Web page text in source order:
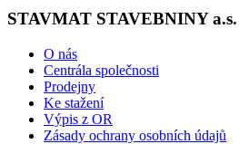
STAVMAT STAVEBNINY a.s.
O nás
Centrála společnosti
Prodejny
Ke stažení
Výpis z OR
Zásady ochrany osobních údajů